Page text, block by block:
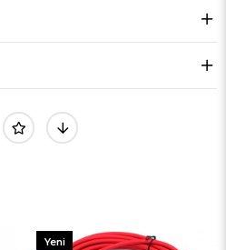
Yeni